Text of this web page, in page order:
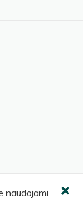
naudojami